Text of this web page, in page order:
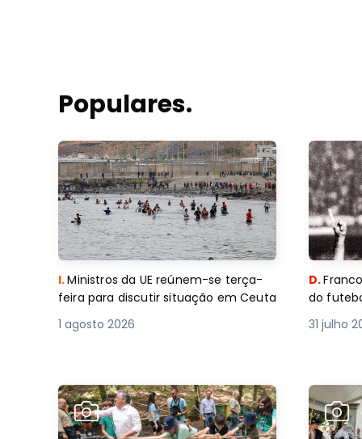
Populares.
I.Ministros da UE reúnem-se terça-
feira para discutir situação em Ceuta
1 agosto 2026
D.
do
31 julho